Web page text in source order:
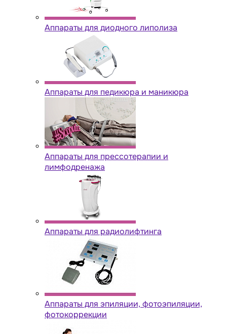
Аппараты для диодного липолиза
Аппараты для педикюра и маникюра
Аппараты для прессотерапии и
лимфодренажа
Аппараты для радиолифтинга
Аппараты для эпиляции, фотоэпиляции,
фотокоррекции